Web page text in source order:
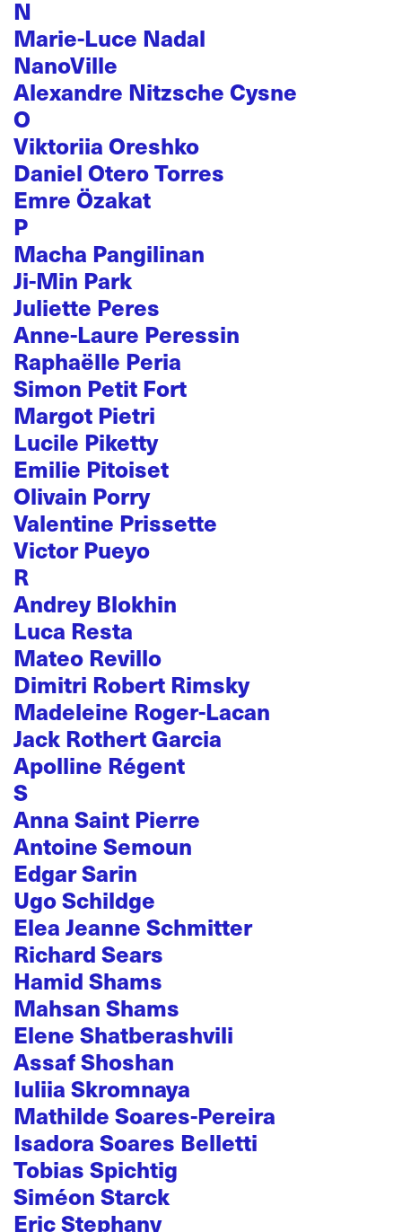
N
Marie-Luce Nadal
NanoVille
Alexandre Nitzsche Cysne
O
Viktoriia Oreshko
Daniel Otero Torres
Emre Özakat
P
Macha Pangilinan
Ji-Min Park
Juliette Peres
Anne-Laure Peressin
Raphaëlle Peria
Simon Petit Fort
Margot Pietri
Lucile Piketty
Emilie Pitoiset
Olivain Porry
Valentine Prissette
Victor Pueyo
R
Andrey Blokhin
Luca Resta
Mateo Revillo
Dimitri Robert Rimsky
Madeleine Roger-Lacan
Jack Rothert Garcia
Apolline Régent
S
Anna Saint Pierre
Antoine Semoun
Edgar Sarin
Ugo Schildge
Elea Jeanne Schmitter
Richard Sears
Hamid Shams
Mahsan Shams
Elene Shatberashvili
Assaf Shoshan
Iuliia Skromnaya
Mathilde Soares-Pereira
Isadora Soares Belletti
Tobias Spichtig
Siméon Starck
Eric Stephany